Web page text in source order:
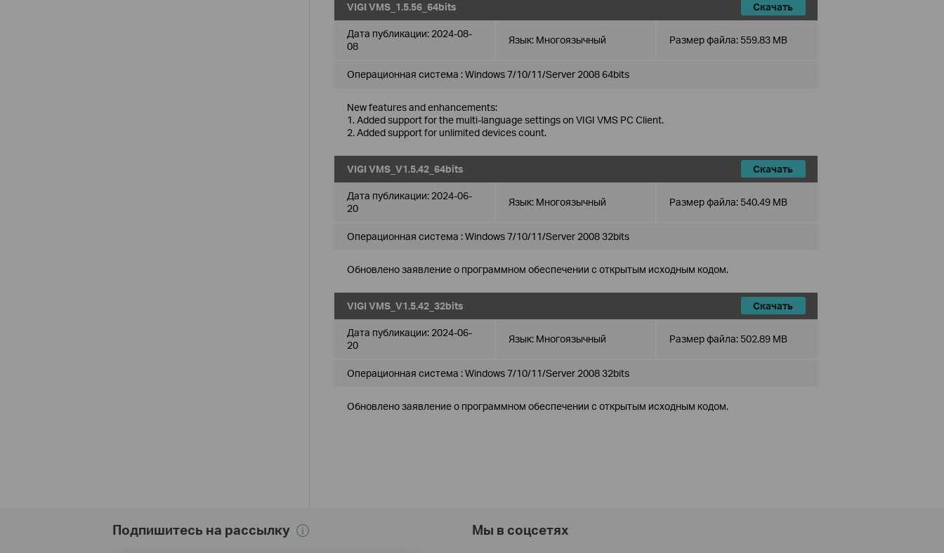
VIGI VMS_1.5.56_64bits Скачать
Дата публикации: 2024-08-
08
Язык: Многоязычный Размер файла: 559.83 MB
Операционная система : Windows 7/10/11/Server 2008 64bits
New features and enhancements:
1. Added support for the multi-language settings on VIGI VMS PC Client.
2. Added support for unlimited devices count.
VIGI VMS_V1.5.42_64bits Скачать
Дата публикации: 2024-06-
20
Язык: Многоязычный Размер файла: 540.49 MB
Операционная система : Windows 7/10/11/Server 2008 32bits
Обновлено заявление о программном обеспечении с открытым исходным кодом.
VIGI VMS_V1.5.42_32bits Скачать
Дата публикации: 2024-06-
20
Язык: Многоязычный Размер файла: 502.89 MB
Операционная система : Windows 7/10/11/Server 2008 32bits
Обновлено заявление о программном обеспечении с открытым исходным кодом.
Подпишитесь на рассылку Мы в соцсетях